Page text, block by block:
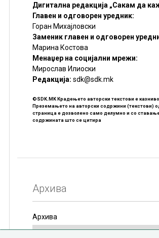
Дигитална редакција „Сакам да
Главен и одговорен уредник:
Горан Михајловски
Заменик главен и одговорен
Марина Костова
Менаџер на социјални мрежи:
Мирослав Илиоски
Редакцијa: sdk@sdk.mk
©SDK.MK Крадењето авторски текстови е
Преземањето на авторски содржини (текстови)
страница е дозволено само делумно и со
содржината што се цитира
Архива
Архива